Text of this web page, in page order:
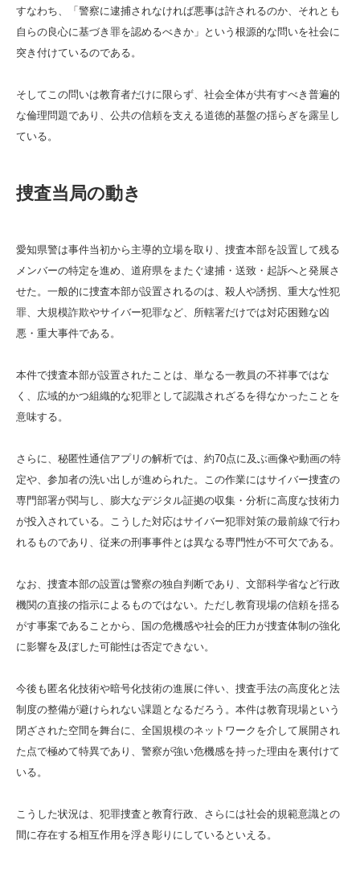
すなわち、「警察に逮捕されなければ悪事は許されるのか、それとも
自らの良心に基づき罪を認めるべきか」という根源的な問いを社会に
突き付けているのである。
そしてこの問いは教育者だけに限らず、社会全体が共有すべき普遍的
な倫理問題であり、公共の信頼を支える道徳的基盤の揺らぎを露呈し
ている。
捜査当局の動き
愛知県警は事件当初から主導的立場を取り、捜査本部を設置して残る
メンバーの特定を進め、道府県をまたぐ逮捕・送致・起訴へと発展さ
せた。一般的に捜査本部が設置されるのは、殺人や誘拐、重大な性犯
罪、大規模詐欺やサイバー犯罪など、所轄署だけでは対応困難な凶
悪・重大事件である。
本件で捜査本部が設置されたことは、単なる一教員の不祥事ではな
く、広域的かつ組織的な犯罪として認識されざるを得なかったことを
意味する。
さらに、秘匿性通信アプリの解析では、約70点に及ぶ画像や動画の特
定や、参加者の洗い出しが進められた。この作業にはサイバー捜査の
専門部署が関与し、膨大なデジタル証拠の収集・分析に高度な技術力
が投入されている。こうした対応はサイバー犯罪対策の最前線で行わ
れるものであり、従来の刑事事件とは異なる専門性が不可欠である。
なお、捜査本部の設置は警察の独自判断であり、文部科学省など行政
機関の直接の指示によるものではない。ただし教育現場の信頼を揺る
がす事案であることから、国の危機感や社会的圧力が捜査体制の強化
に影響を及ぼした可能性は否定できない。
今後も匿名化技術や暗号化技術の進展に伴い、捜査手法の高度化と法
制度の整備が避けられない課題となるだろう。本件は教育現場という
閉ざされた空間を舞台に、全国規模のネットワークを介して展開され
た点で極めて特異であり、警察が強い危機感を持った理由を裏付けて
いる。
こうした状況は、犯罪捜査と教育行政、さらには社会的規範意識との
間に存在する相互作用を浮き彫りにしているといえる。